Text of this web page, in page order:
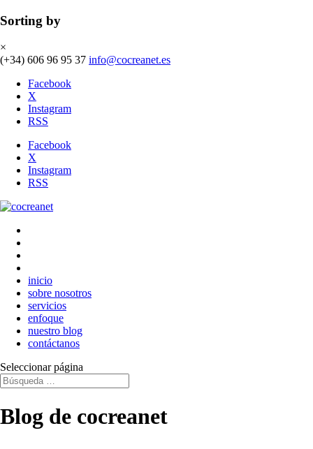
Sorting by
×
(+34) 606 96 95 37 info@cocreanet.es
Facebook
X
Instagram
RSS
Facebook
X
Instagram
RSS
inicio
sobre nosotros
servicios
enfoque
nuestro blog
contáctanos
Seleccionar página
Blog de cocreanet